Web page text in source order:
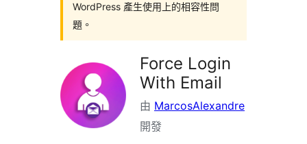
WordPress 產生使用上的相容性問
題。
Force Login
With Email
由 MarcosAlexandre
開發